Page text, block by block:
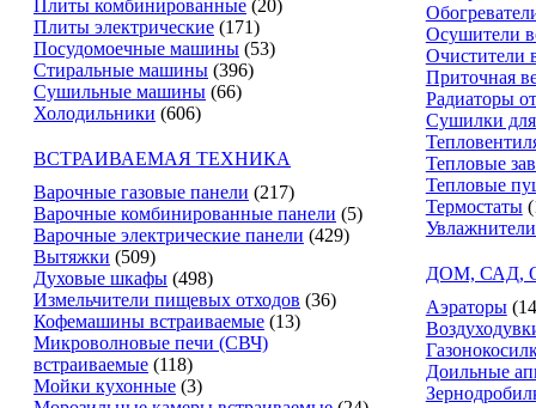
Плиты комбинированные (20)
Плиты электрические (171)
Посудомоечные машины (53)
Стиральные машины (396)
Сушильные машины (66)
Холодильники (606)
ВСТРАИВАЕМАЯ ТЕХНИКА
Варочные газовые панели (217)
Варочные комбинированные панели (5)
Варочные электрические панели (429)
Вытяжки (509)
Духовые шкафы (498)
Измельчители пищевых отходов (36)
Кофемашины встраиваемые (13)
Микроволновые печи (СВЧ)
встраиваемые (118)
Мойки кухонные (3)
Осушители
Очистители
Приточная
Радиаторы
Сушилки
Тепловые
Тепловые
Термостаты
ДОМ, САД,
Аэраторы
Доильные